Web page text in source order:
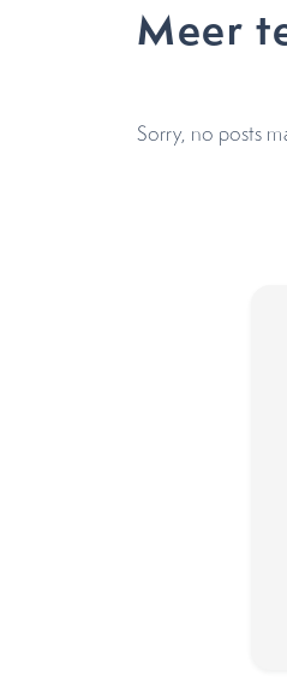
Meer
Sorry, no posts